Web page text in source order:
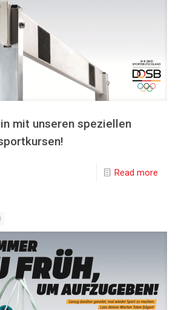
mit unseren speziellen
Read more